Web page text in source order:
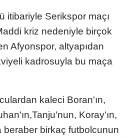
itibariyle Serikspor maçı
kriz nedeniyle birçok
Afyonspor, altyapıdan
kadrosuyla bu maça
kaleci Boran'ın,
Koray'ın,
beraber birkaç futbolcunun